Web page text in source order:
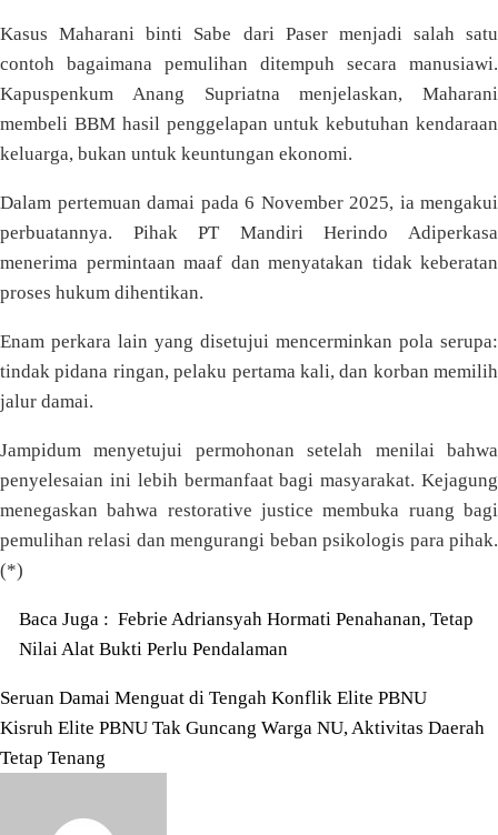
Kasus Maharani binti Sabe dari Paser menjadi salah satu
contoh bagaimana pemulihan ditempuh secara manusiawi.
Kapuspenkum Anang Supriatna menjelaskan, Maharani
membeli BBM hasil penggelapan untuk kebutuhan kendaraan
keluarga, bukan untuk keuntungan ekonomi.
Dalam pertemuan damai pada 6 November 2025, ia mengakui
perbuatannya. Pihak PT Mandiri Herindo Adiperkasa
menerima permintaan maaf dan menyatakan tidak keberatan
proses hukum dihentikan.
Enam perkara lain yang disetujui mencerminkan pola serupa:
tindak pidana ringan, pelaku pertama kali, dan korban memilih
jalur damai.
Jampidum menyetujui permohonan setelah menilai bahwa
penyelesaian ini lebih bermanfaat bagi masyarakat. Kejagung
menegaskan bahwa restorative justice membuka ruang bagi
pemulihan relasi dan mengurangi beban psikologis para pihak.
(*)
Baca Juga : Febrie Adriansyah Hormati Penahanan, Tetap
Nilai Alat Bukti Perlu Pendalaman
Navigasi
pos
Seruan Damai Menguat di Tengah Konflik Elite PBNU
Kisruh Elite PBNU Tak Guncang Warga NU, Aktivitas Daerah
Tetap Tenang